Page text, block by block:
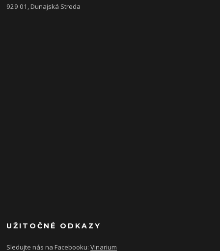
929 01, Dunajská Streda
UŽITOČNÉ ODKAZY
Sledujte nás na Facebooku:Vinarium